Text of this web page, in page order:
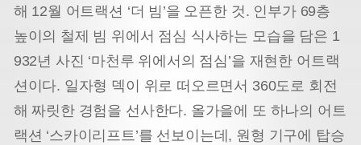
해 12월 어트랙션 ‘더 빔’을 오픈한 것. 인부가 69층
높이의 철제 빔 위에서 점심 식사하는 모습을 담은 1
932년 사진 ‘마천루 위에서의 점심’을 재현한 어트랙
션이다. 일자형 덱이 위로 떠오르면서 360도로 회전
해 짜릿한 경험을 선사한다. 올가을에 또 하나의 어트
랙션 ‘스카이리프트’를 선보이는데, 원형 기구에 탑승